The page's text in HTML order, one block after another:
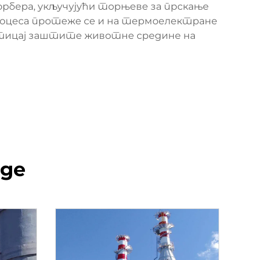
укључујући торњеве за прскање
протеже се и на термоелектране
утицај заштите животне средине на